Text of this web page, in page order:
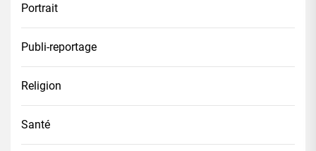
Portrait
Publi-reportage
Religion
Santé